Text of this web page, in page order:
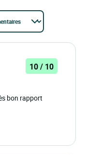
10 / 10
bon rapport